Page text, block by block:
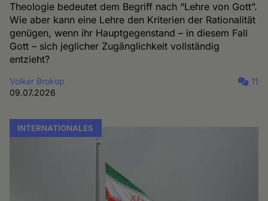
Theologie bedeutet dem Begriff nach “Lehre von Gott”.
Wie aber kann eine Lehre den Kriterien der Rationalität
genügen, wenn ihr Hauptgegenstand – in diesem Fall
Gott – sich jeglicher Zugänglichkeit vollständig
entzieht?
Volker Brokop
09.07.2026
11
INTERNATIONALES